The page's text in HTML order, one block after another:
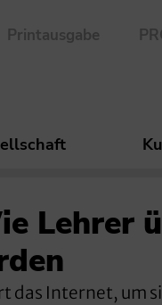
Printausgabe
Lehrer
das Internet, um